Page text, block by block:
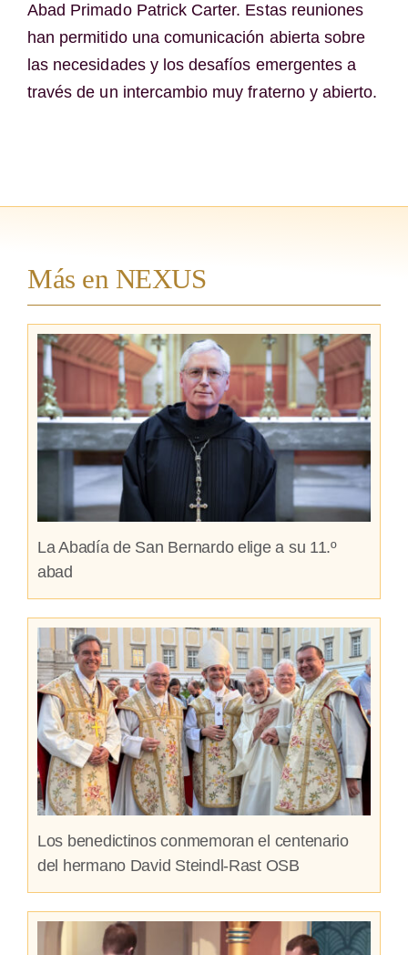
Abad Primado Patrick Carter. Estas reuniones
han permitido una comunicación abierta sobre
las necesidades y los desafíos emergentes a
través de un intercambio muy fraterno y abierto.
Más en NEXUS
La Abadía de San Bernardo elige a su 11.º
abad
Los benedictinos conmemoran el centenario
del hermano David Steindl-Rast OSB